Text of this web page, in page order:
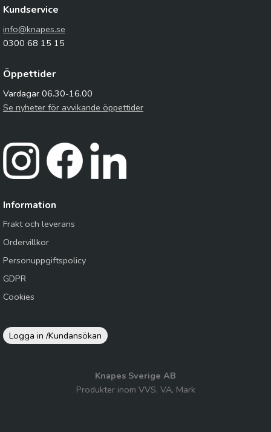
Kundservice
info@knapes.se
0300 68 15 15
Öppettider
Vardagar 06.30-16.00
Se nyheter för avvikande öppettider
Information
Frakt och leverans
Ordervillkor
Personuppgiftspolicy
GDPR
Cookies
Logga in /Kundansökan
Knapes Sverige AB
Produkter inom VVS, VA, Mark